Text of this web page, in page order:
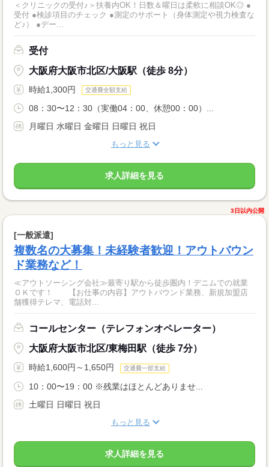
＜クリニックの受付♪＞扶養内OK！日数＆曜日は柔軟に相談OK◎ ●
受付 ●検診項目のチェック ●測定のサポート（身体測定や視力検査な
ど♪） ●デー...
受付
大阪府大阪市北区/大阪駅（徒歩 8分）
時給1,300円 交通費全額支給
08：30〜12：30（実働04：00、休憩00：00）...
月曜日 水曜日 金曜日 日曜日 祝日
もっと見る
求人詳細を見る
3日以内公開
[一般派遣]
複数名の大募集！未経験者歓迎！アウトバウン
ド業務など！
≪アウトソーシング会社≫最寄り駅から徒歩圏内！デニムでの就業
ＯＫです！ 【お仕事の内容】アウトバウンド業務、新規加盟店
舗獲得テレマ、電話対...
コールセンター（テレフォンオペレーター）
大阪府大阪市北区/東梅田駅（徒歩 7分）
時給1,600円～1,650円 交通費一部支給
10：00〜19：00 ※残業はほとんどありませ...
土曜日 日曜日 祝日
もっと見る
求人詳細を見る